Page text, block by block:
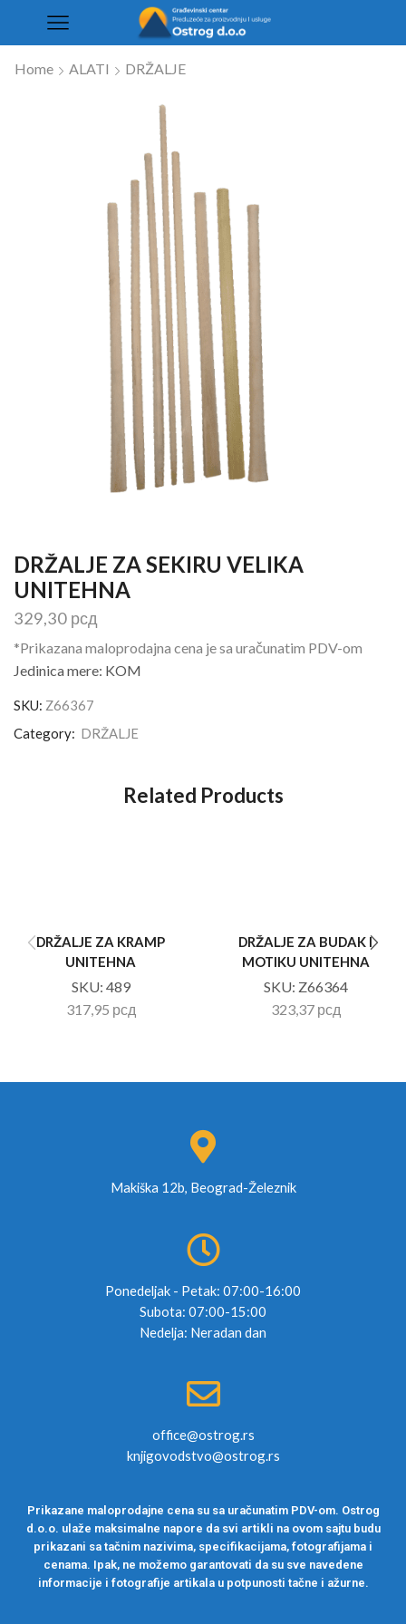
Home ALATI DRŽALJE
DRŽALJE ZA SEKIRU VELIKA
UNITEHNA
329,30 рсд
*Prikazana maloprodajna cena je sa uračunatim PDV-om
Jedinica mere: KOM
SKU: Z66367
Category: DRŽALJE
Related Products
DRŽALJE ZA KRAMP
UNITEHNA
SKU: 489
317,95 рсд
DRŽALJE ZA BUDAK I
MOTIKU UNITEHNA
SKU: Z66364
323,37 рсд
Makiška 12b, Beograd-Železnik
Ponedeljak - Petak: 07:00-16:00
Subota: 07:00-15:00
Nedelja: Neradan dan
office@ostrog.rs
knjigovodstvo@ostrog.rs
Prikazane maloprodajne cena su sa uračunatim PDV-om. Ostrog
d.o.o. ulaže maksimalne napore da svi artikli na ovom sajtu budu
prikazani sa tačnim nazivima, specifikacijama, fotografijama i
cenama. Ipak, ne možemo garantovati da su sve navedene
informacije i fotografije artikala u potpunosti tačne i ažurne.